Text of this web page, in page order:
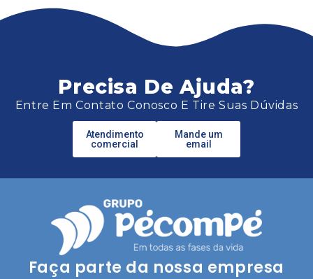
Precisa De Ajuda?
Entre Em Contato Conosco E Tire Suas Dúvidas
Atendimento
comercial
Mande um
email
Faça parte da nossa empresa